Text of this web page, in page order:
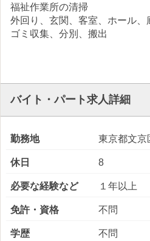
福祉作業所の清掃
外回り、玄関、客室、ホール、
ゴミ収集、分別、搬出
バイト・パート求人詳細
勤務地 東京都文京
休日 8
必要な経験など １年以上
免許・資格 不問
学歴 不問